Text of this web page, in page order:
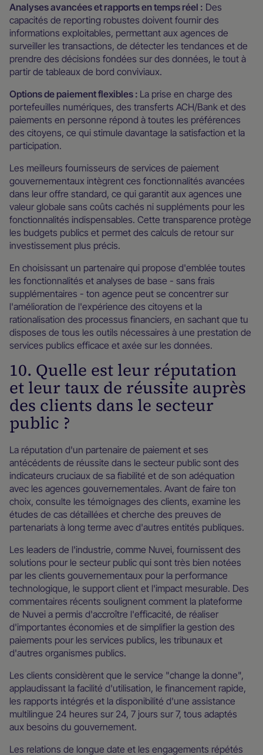
Analyses avancées et rapports en temps réel : Des
capacités de reporting robustes doivent fournir des
informations exploitables, permettant aux agences de
surveiller les transactions, de détecter les tendances et de
prendre des décisions fondées sur des données, le tout à
partir de tableaux de bord conviviaux.
Options de paiement flexibles : La prise en charge des
portefeuilles numériques, des transferts ACH/Bank et des
paiements en personne répond à toutes les préférences
des citoyens, ce qui stimule davantage la satisfaction et la
participation.
Les meilleurs fournisseurs de services de paiement
gouvernementaux intègrent ces fonctionnalités avancées
dans leur offre standard, ce qui garantit aux agences une
valeur globale sans coûts cachés ni suppléments pour les
fonctionnalités indispensables. Cette transparence protège
les budgets publics et permet des calculs de retour sur
investissement plus précis.
En choisissant un partenaire qui propose d'emblée toutes
les fonctionnalités et analyses de base - sans frais
supplémentaires - ton agence peut se concentrer sur
l'amélioration de l'expérience des citoyens et la
rationalisation des processus financiers, en sachant que tu
disposes de tous les outils nécessaires à une prestation de
services publics efficace et axée sur les données.
10. Quelle est leur réputation
et leur taux de réussite auprès
des clients dans le secteur
public ?
La réputation d'un partenaire de paiement et ses
antécédents de réussite dans le secteur public sont des
indicateurs cruciaux de sa fiabilité et de son adéquation
avec les agences gouvernementales. Avant de faire ton
choix, consulte les témoignages des clients, examine les
études de cas détaillées et cherche des preuves de
partenariats à long terme avec d'autres entités publiques.
Les leaders de l'industrie, comme Nuvei, fournissent des
solutions pour le secteur public qui sont très bien notées
par les clients gouvernementaux pour la performance
technologique, le support client et l'impact mesurable. Des
commentaires récents soulignent comment la plateforme
de Nuvei a permis d'accroître l'efficacité, de réaliser
d'importantes économies et de simplifier la gestion des
paiements pour les services publics, les tribunaux et
d'autres organismes publics.
Les clients considèrent que le service "change la donne",
applaudissant la facilité d'utilisation, le financement rapide,
les rapports intégrés et la disponibilité d'une assistance
multilingue 24 heures sur 24, 7 jours sur 7, tous adaptés
aux besoins du gouvernement.
Les relations de longue date et les engagements répétés